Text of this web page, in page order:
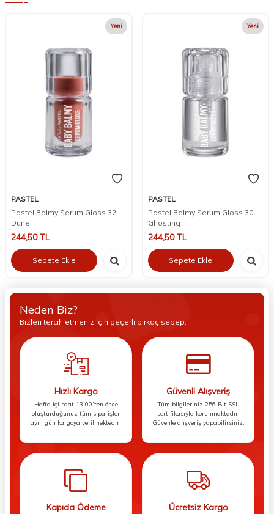
Yeni
PASTEL
Pastel Balmy Serum Gloss 32
Dune
244,50TL
Sepete Ekle
Yeni
PASTEL
Pastel Balmy Serum Gloss 30
Ghosting
244,50TL
Sepete Ekle
Neden Biz?
Bizleri tercih etmeniz için geçerli birkaç sebep.
Hızlı Kargo
Hafta içi saat 13:00’ten önce
oluşturduğunuz tüm siparişler
aynı gün kargoya verilmektedir.
Güvenli Alışveriş
Tüm bilgileriniz 256 Bit SSL
sertifikasıyla korunmaktadır.
Güvenle alışveriş yapabilirsiniz.
Kapıda Ödeme Ücretsiz Kargo